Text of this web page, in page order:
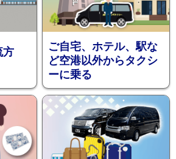
め送
ラン
方
ご自宅、ホテル、駅な
ど空港以外からタクシ
ーに乗る